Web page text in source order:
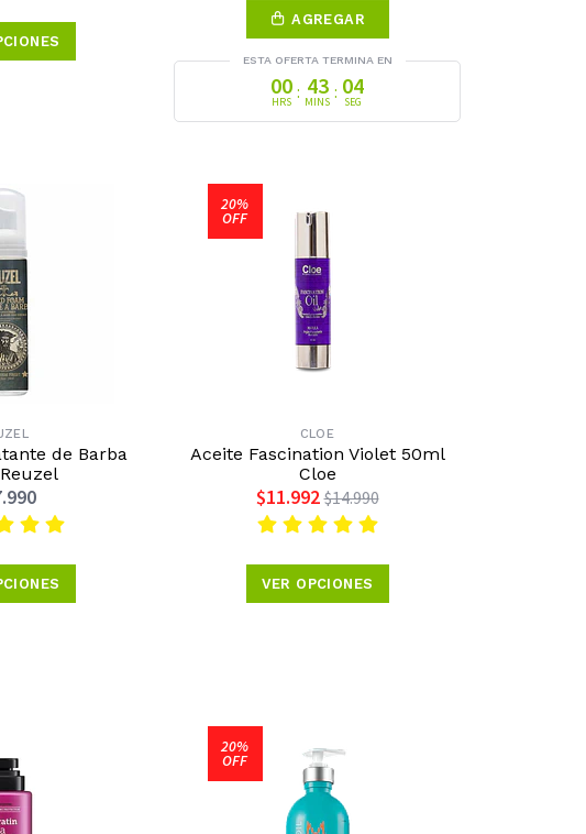
AGREGAR
ESTA OFERTA TERMINA EN
00
HRS : 43
MINS : 03
SEG
de Barba
20%
OFF
CLOE
Aceite Fascination Violet 50ml
Cloe
$11.992 $14.990
VER OPCIONES
20%
OFF